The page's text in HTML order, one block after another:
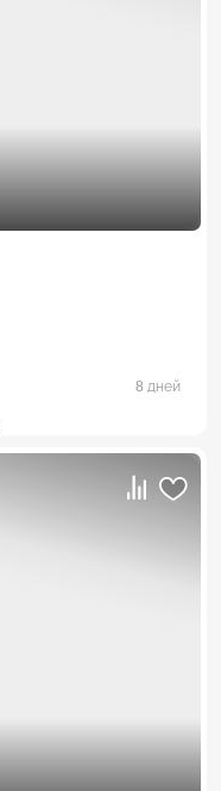
8 дней